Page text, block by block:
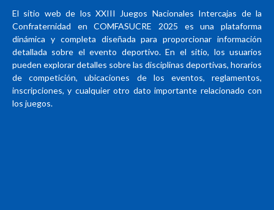
El sitio web de los XXIII Juegos Nacionales Intercajas de la
Confraternidad en COMFASUCRE 2025 es una plataforma
dinámica y completa diseñada para proporcionar información
detallada sobre el evento deportivo. En el sitio, los usuarios
pueden explorar detalles sobre las disciplinas deportivas, horarios
de competición, ubicaciones de los eventos, reglamentos,
inscripciones, y cualquier otro dato importante relacionado con
los juegos.